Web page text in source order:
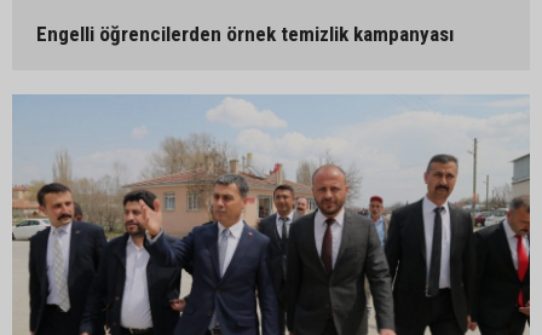
Engelli öğrencilerden örnek temizlik kampanyası